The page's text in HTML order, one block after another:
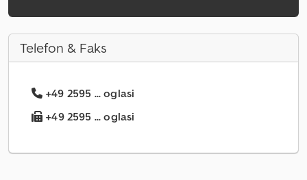
Telefon & Faks
+49 2595 ... oglasi
+49 2595 ... oglasi